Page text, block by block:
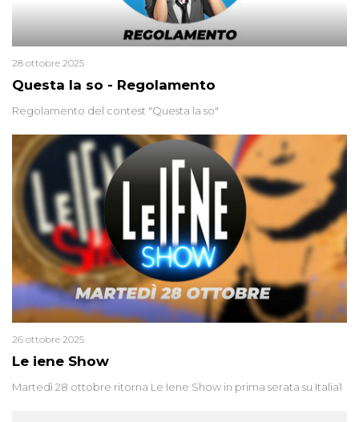
Questa la so - Regolamento
28 ottobre 2025
Regolamento del contest "Questa la so"
Le iene Show
26 ottobre 2025
Martedì 28 ottobre ritorna Le Iene Show in prima serata su Italia1